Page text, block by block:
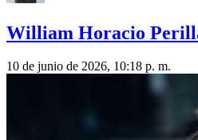
William Horacio
10 de junio de 2026, 10:18 p. m.